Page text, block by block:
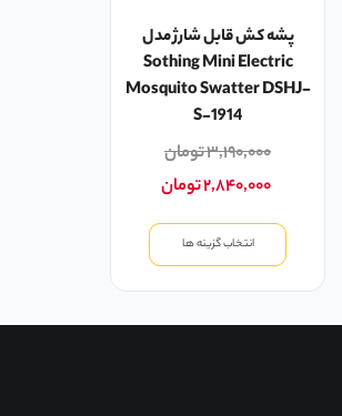
پشه کش قابل شارژ مدل
Sothing Mini Electric
Mosquito Swatter DSHJ-
S-1914
۳,۱۹۰,۰۰۰تومان
۲,۸۴۰,۰۰۰تومان
انتخاب گزینه ها